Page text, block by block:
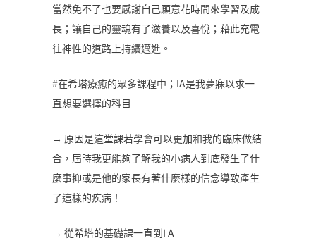
當然免不了也要感謝自己願意花時間來學習及成
長；讓自己的靈魂有了滋養以及喜悅；藉此充電
往神性的道路上持續邁進。
#在希塔療癒的眾多課程中；IA是我夢寐以求一
直想要選擇的科目
→ 原因是這堂課若學會可以更加和我的臨床做結
合，屆時我更能夠了解我的小病人到底發生了什
麼事抑或是他的家長有著什麼樣的信念導致產生
了這樣的疾病！
→ 從希塔的基礎課一直到I A